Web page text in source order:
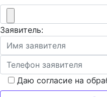
Заявитель:
Даю согласие на